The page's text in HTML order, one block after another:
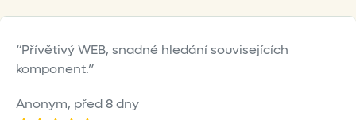
Přívětivý WEB, snadné hledání souvisejících
komponent.
Anonym, před 8 dny